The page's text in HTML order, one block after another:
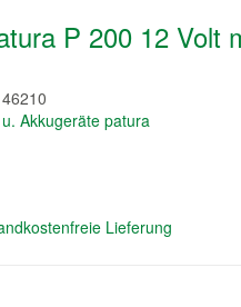
P 200 12 Volt
Akkugeräte patura
Lieferung